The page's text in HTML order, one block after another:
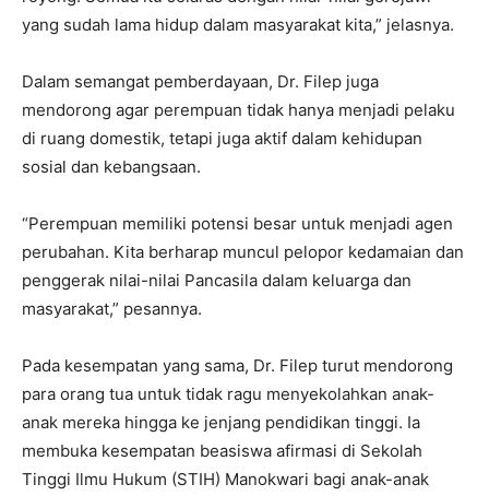
yang sudah lama hidup dalam masyarakat kita,” jelasnya.
Dalam semangat pemberdayaan, Dr. Filep juga
mendorong agar perempuan tidak hanya menjadi pelaku
di ruang domestik, tetapi juga aktif dalam kehidupan
sosial dan kebangsaan.
“Perempuan memiliki potensi besar untuk menjadi agen
perubahan. Kita berharap muncul pelopor kedamaian dan
penggerak nilai-nilai Pancasila dalam keluarga dan
masyarakat,” pesannya.
Pada kesempatan yang sama, Dr. Filep turut mendorong
para orang tua untuk tidak ragu menyekolahkan anak-
anak mereka hingga ke jenjang pendidikan tinggi. Ia
membuka kesempatan beasiswa afirmasi di Sekolah
Tinggi Ilmu Hukum (STIH) Manokwari bagi anak-anak